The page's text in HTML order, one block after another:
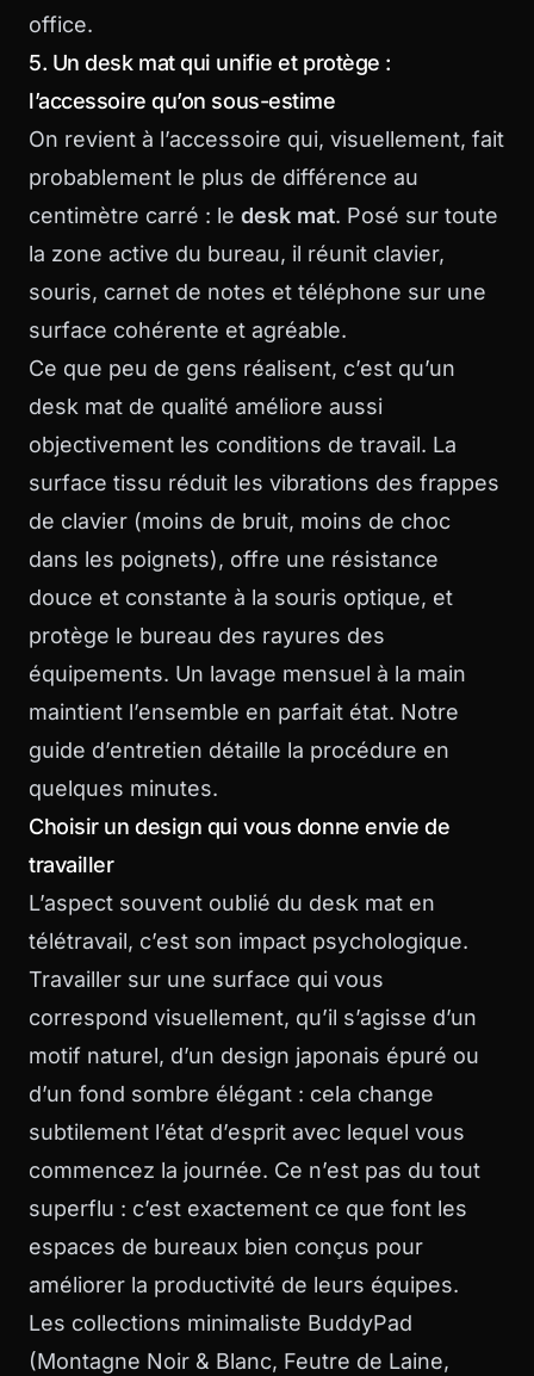
office.
5. Un desk mat qui unifie et protège :
l’accessoire qu’on sous-estime
On revient à l’accessoire qui, visuellement, fait
probablement le plus de différence au
centimètre carré : le desk mat. Posé sur toute
la zone active du bureau, il réunit clavier,
souris, carnet de notes et téléphone sur une
surface cohérente et agréable.
Ce que peu de gens réalisent, c’est qu’un
desk mat de qualité améliore aussi
objectivement les conditions de travail. La
surface tissu réduit les vibrations des frappes
de clavier (moins de bruit, moins de choc
dans les poignets), offre une résistance
douce et constante à la souris optique, et
protège le bureau des rayures des
équipements. Un lavage mensuel à la main
maintient l’ensemble en parfait état. Notre
guide d’entretien détaille la procédure en
quelques minutes.
Choisir un design qui vous donne envie de
travailler
L’aspect souvent oublié du desk mat en
télétravail, c’est son impact psychologique.
Travailler sur une surface qui vous
correspond visuellement, qu’il s’agisse d’un
motif naturel, d’un design japonais épuré ou
d’un fond sombre élégant : cela change
subtilement l’état d’esprit avec lequel vous
commencez la journée. Ce n’est pas du tout
superflu : c’est exactement ce que font les
espaces de bureaux bien conçus pour
améliorer la productivité de leurs équipes.
Les collections minimaliste BuddyPad
(Montagne Noir & Blanc, Feutre de Laine,